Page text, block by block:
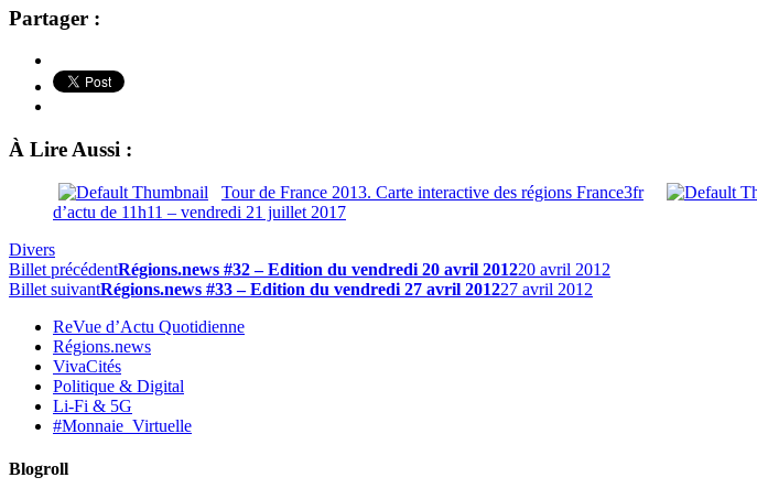
Partager :
À Lire Aussi :
Tour de France 2013. Carte interactive des régions France3fr
d’actu de 11h11 – vendredi 21 juillet 2017
Divers
Billet précédentRégions.news #32 – Edition du vendredi 20 avril 201220 avril 2012
Billet suivantRégions.news #33 – Edition du vendredi 27 avril 201227 avril 2012
ReVue d’Actu Quotidienne
Régions.news
VivaCités
Politique & Digital
Li-Fi & 5G
#Monnaie_Virtuelle
Blogroll